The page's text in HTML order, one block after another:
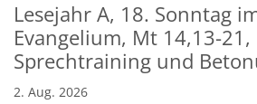
Lesejahr A, 18. Sonntag
Evangelium, Mt 14,13-21,
Sprechtraining und
2. Aug. 2026